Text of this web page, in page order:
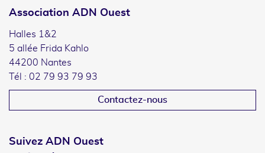
Association ADN Ouest
Halles 1&2
5 allée Frida Kahlo
44200 Nantes
Tél : 02 79 93 79 93
Contactez-nous
Suivez ADN Ouest